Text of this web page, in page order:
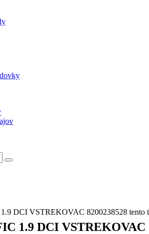
DCI VSTREKOVAC 8200238528 tento
1.9 DCI VSTREKOVAC